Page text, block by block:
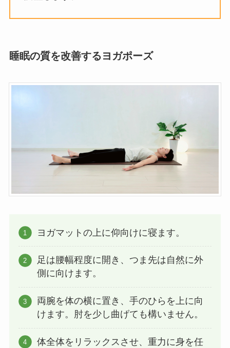
睡眠の質を改善するヨガポーズ
ヨガマットの上に仰向けに寝ます。
足は腰幅程度に開き、つま先は自然に外
側に向けます。
両腕を体の横に置き、手のひらを上に向
けます。肘を少し曲げても構いません。
体全体をリラックスさせ、重力に身を任